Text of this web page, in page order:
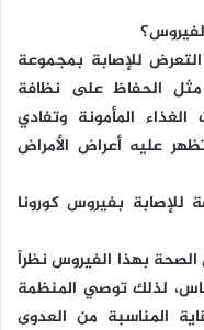
للإصابة بمجموعة
مثل الحفاظ على نظافة
المأمونة وتفادي
عليه أعراض الأمراض
بفيروس كورونا
بهذا الفيروس نظراً
لذلك توصي المنظمة
المناسبة من العدوى